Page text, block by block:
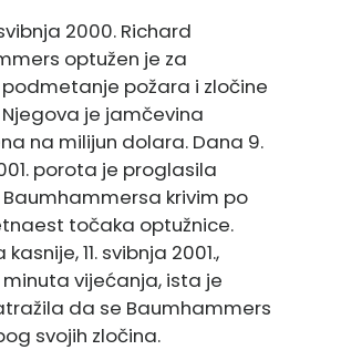
2000. Richard
optužen je za
požara i zločine
Njegova je jamčevina
na milijun dolara. Dana 9.
porota je proglasila
krivim po
točaka optužnice.
11. svibnja 2001.,
minuta vijećanja, ista je
da se Baumhammers
svojih zločina.